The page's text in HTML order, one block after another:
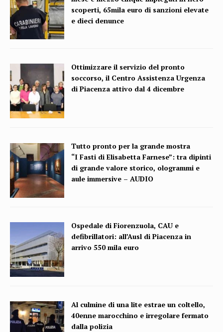
scoperti, 65mila euro di sanzioni elevate
e dieci denunce
Ottimizzare il servizio del pronto
soccorso, il Centro Assistenza Urgenza
di Piacenza attivo dal 4 dicembre
Tutto pronto per la grande mostra
“I Fasti di Elisabetta Farnese”: tra dipinti
di grande valore storico, ologrammi e
aule immersive – AUDIO
Ospedale di Fiorenzuola, CAU e
defibrillatori: all’Ausl di Piacenza in
arrivo 550 mila euro
Al culmine di una lite estrae un coltello,
40enne marocchino e irregolare fermato
dalla polizia